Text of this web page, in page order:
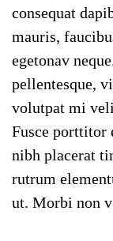
consequat
mauris,
egetonav
pellentesque,
volutpat mi
Fusce porttitor
nibh placerat
rutrum
ut. Morbi non